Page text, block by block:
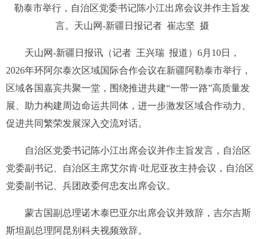
勒泰市举行，自治区党委书记陈小江出席会议并作主旨发
言。天山网-新疆日报记者 崔志坚 摄
天山网-新疆日报讯（记者 王兴瑞 报道）6月10日，
2026年环阿尔泰次区域国际合作会议在新疆阿勒泰市举行，
区域各国嘉宾共聚一堂，围绕推进共建“一带一路”高质量发
展、助力构建周边命运共同体，进一步激发区域合作动力、
促进共同繁荣发展深入交流对话。
自治区党委书记陈小江出席会议并作主旨发言，自治区
党委副书记、自治区主席艾尔肯·吐尼亚孜主持会议，自治区
党委副书记、兵团政委何忠友出席会议。
蒙古国副总理诺木泰巴亚尔出席会议并致辞，吉尔吉斯
斯坦副总理阿昆别科夫视频致辞。